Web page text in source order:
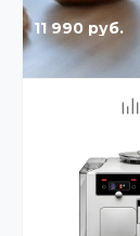
11 990 руб.